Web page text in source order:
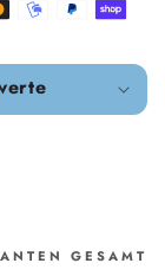
GESAMT